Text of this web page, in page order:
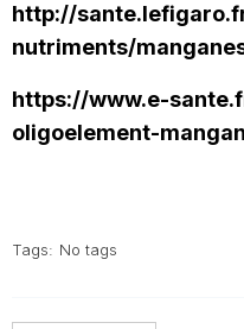
http://
nutriments/
https://www.e-
oligoelement-
Tags: No tags